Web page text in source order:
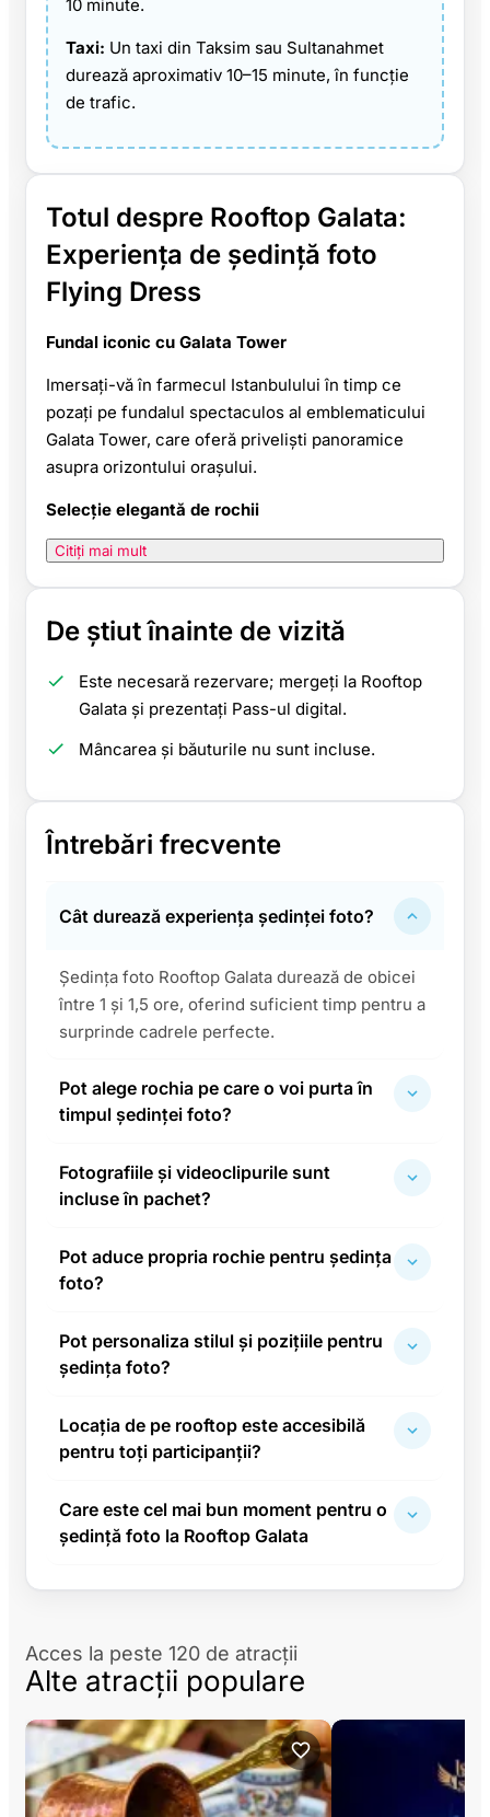
10 minute.
Taxi: Un taxi din Taksim sau Sultanahmet
durează aproximativ 10–15 minute, în funcție
de trafic.
Totul despre Rooftop Galata:
Experiența de ședință foto
Flying Dress
Fundal iconic cu Galata Tower
Imersați-vă în farmecul Istanbulului în timp ce
pozați pe fundalul spectaculos al emblematicului
Galata Tower, care oferă priveliști panoramice
asupra orizontului orașului.
Selecție elegantă de rochii
Citiți mai mult
De știut înainte de vizită
Este necesară rezervare; mergeți la Rooftop
Galata și prezentați Pass-ul digital.
Mâncarea și băuturile nu sunt incluse.
Întrebări frecvente
Cât durează experiența ședinței foto?
Ședința foto Rooftop Galata durează de obicei
între 1 și 1,5 ore, oferind suficient timp pentru a
surprinde cadrele perfecte.
Pot alege rochia pe care o voi purta în
timpul ședinței foto?
Fotografiile și videoclipurile sunt
incluse în pachet?
Pot aduce propria rochie pentru ședința
foto?
Pot personaliza stilul și pozițiile pentru
ședința foto?
Locația de pe rooftop este accesibilă
pentru toți participanții?
Care este cel mai bun moment pentru o
ședință foto la Rooftop Galata
Acces la peste 120 de atracții
Alte atracții populare